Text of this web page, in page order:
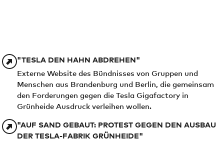
"TESLA DEN HAHN ABDREHEN"
Externe Website des Bündnisses von Gruppen und
Menschen aus Brandenburg und Berlin, die gemeinsam
den Forderungen gegen die Tesla Gigafactory in
Grünheide Ausdruck verleihen wollen.
"AUF SAND GEBAUT: PROTEST GEGEN DEN AUSBAU
DER TESLA-FABRIK GRÜNHEIDE"